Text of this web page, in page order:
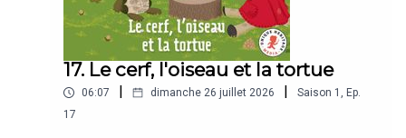
17. Le cerf, l'oiseau et la tortue
06:07 dimanche 26 juillet 2026 Saison 1 , Ep.
17